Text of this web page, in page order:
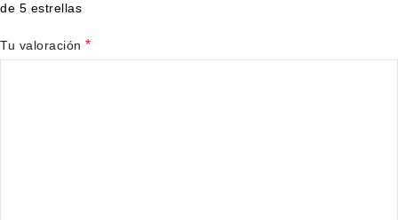
de 5 estrellas
Tu valoración *